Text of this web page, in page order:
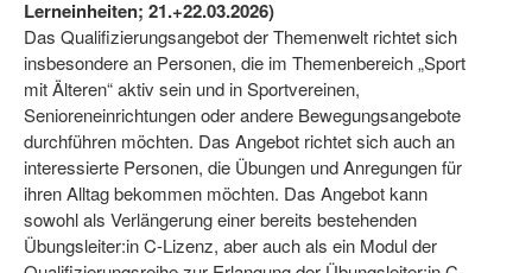
Lerneinheiten; 21.+22.03.2026)
Das Qualifizierungsangebot der Themenwelt richtet sich
insbesondere an Personen, die im Themenbereich „Sport
mit Älteren“ aktiv sein und in Sportvereinen,
Senioreneinrichtungen oder andere Bewegungsangebote
durchführen möchten. Das Angebot richtet sich auch an
interessierte Personen, die Übungen und Anregungen für
ihren Alltag bekommen möchten. Das Angebot kann
sowohl als Verlängerung einer bereits bestehenden
Übungsleiter:in C-Lizenz, aber auch als ein Modul der